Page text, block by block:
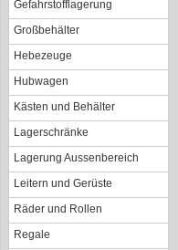
Gefahrstofflagerung
Großbehälter
Hebezeuge
Hubwagen
Kästen und Behälter
Lagerschränke
Lagerung Aussenbereich
Leitern und Gerüste
Räder und Rollen
Regale